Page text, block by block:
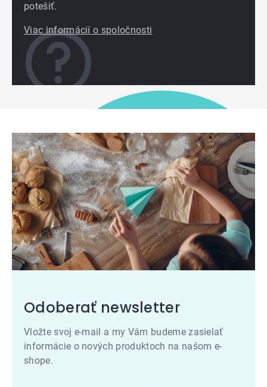
potešiť.
Viac informácií o spoločnosti
Odoberať newsletter
Vložte svoj e-mail a my Vám budeme zasielať
informácie o nových produktoch na našom e-
shope.